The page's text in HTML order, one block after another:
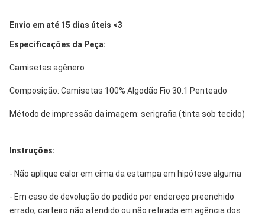
Envio em até 15 dias úteis <3
Especificações da Peça:
Camisetas agênero
Composição: Camisetas 100% Algodão Fio 30.1 Penteado
Método de impressão da imagem: serigrafia (tinta sob tecido)
Instruções:
- Não aplique calor em cima da estampa em hipótese alguma
- Em caso de devolução do pedido por endereço preenchido
errado, carteiro não atendido ou não retirada em agência dos